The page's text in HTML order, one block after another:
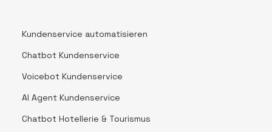
Kundenservice automatisieren
Chatbot Kundenservice
Voicebot Kundenservice
AI Agent Kundenservice
Chatbot Hotellerie & Tourismus